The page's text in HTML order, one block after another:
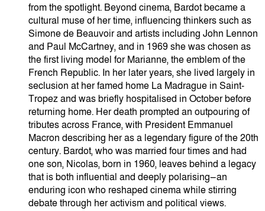
from the spotlight. Beyond cinema, Bardot became a
cultural muse of her time, influencing thinkers such as
Simone de Beauvoir and artists including John Lennon
and Paul McCartney, and in 1969 she was chosen as
the first living model for Marianne, the emblem of the
French Republic. In her later years, she lived largely in
seclusion at her famed home La Madrague in Saint-
Tropez and was briefly hospitalised in October before
returning home. Her death prompted an outpouring of
tributes across France, with President Emmanuel
Macron describing her as a legendary figure of the 20th
century. Bardot, who was married four times and had
one son, Nicolas, born in 1960, leaves behind a legacy
that is both influential and deeply polarising—an
enduring icon who reshaped cinema while stirring
debate through her activism and political views.